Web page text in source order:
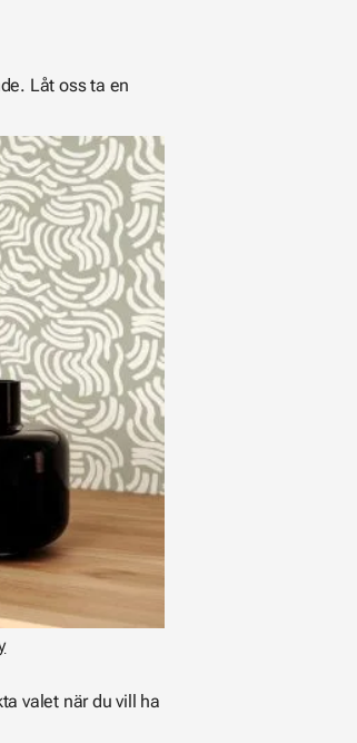
Låt oss ta en
valet när du vill ha